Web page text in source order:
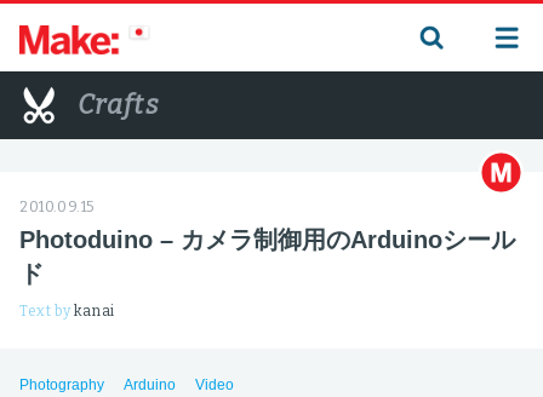
Crafts
2010.09.15
Photoduino – カメラ制御用のArduinoシール
ド
Text bykanai
Photography Arduino Video